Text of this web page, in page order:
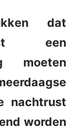
dat
een
moeten
nachtrust
worden